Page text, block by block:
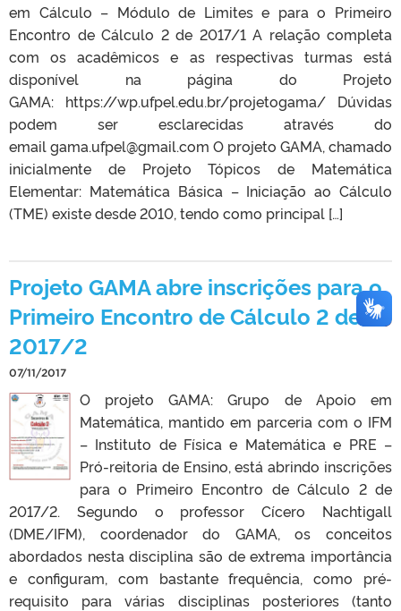
em Cálculo – Módulo de Limites e para o Primeiro
Encontro de Cálculo 2 de 2017/1 A relação completa
com os acadêmicos e as respectivas turmas está
disponível na página do Projeto
GAMA: https://wp.ufpel.edu.br/projetogama/ Dúvidas
podem ser esclarecidas através do
email gama.ufpel@gmail.com O projeto GAMA, chamado
inicialmente de Projeto Tópicos de Matemática
Elementar: Matemática Básica – Iniciação ao Cálculo
(TME) existe desde 2010, tendo como principal […]
Projeto GAMA abre inscrições para o
Primeiro Encontro de Cálculo 2 de
2017/2
07/11/2017
O projeto GAMA: Grupo de Apoio em
Matemática, mantido em parceria com o IFM
– Instituto de Física e Matemática e PRE –
Pró-reitoria de Ensino, está abrindo inscrições
para o Primeiro Encontro de Cálculo 2 de
2017/2. Segundo o professor Cícero Nachtigall
(DME/IFM), coordenador do GAMA, os conceitos
abordados nesta disciplina são de extrema importância
e configuram, com bastante frequência, como pré-
requisito para várias disciplinas posteriores (tanto